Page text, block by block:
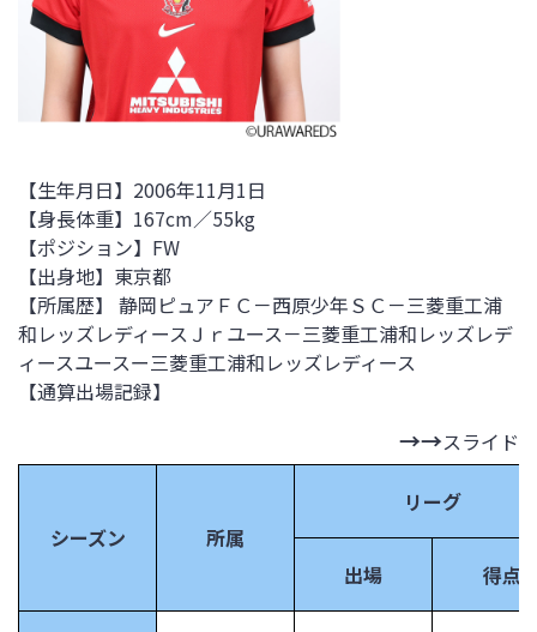
【生年月日】2006年11月1日
【身長体重】167cm／55kg
【ポジション】FW
【出身地】東京都
【所属歴】 静岡ピュアＦＣ－西原少年ＳＣ－三菱重工浦
和レッズレディースＪｒユース－三菱重工浦和レッズレデ
ィースユースー三菱重工浦和レッズレディース
【通算出場記録】
スライド
シーズン 所属
リーグ
出場 得点